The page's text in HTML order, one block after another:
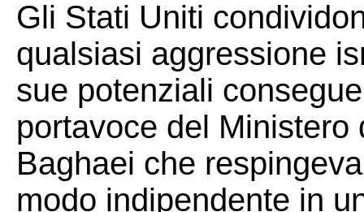
Gli Stati Uniti
qualsiasi aggressione
sue potenziali
portavoce del
Baghaei che
modo indipendente in